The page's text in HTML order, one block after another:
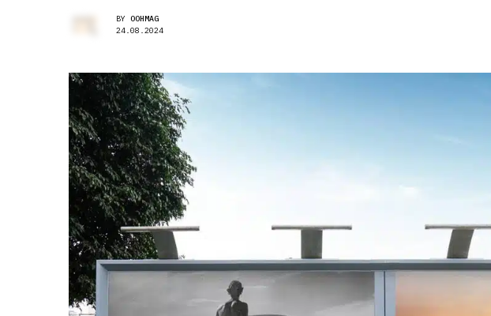
BY OOHMAG
24.08.2024